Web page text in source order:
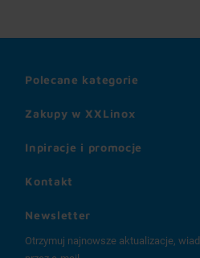
Zakupy w XXLinox
Inpiracje i promocje
Polecane kategorie
Kontakt
Newsletter
Otrzymuj najnowsze aktualizacje,